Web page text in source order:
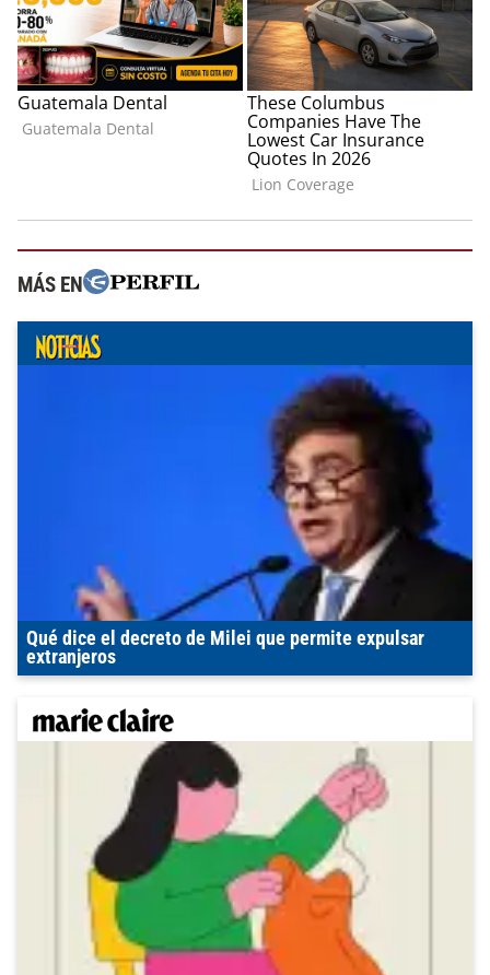
MÁS EN
Qué dice el decreto de Milei que permite expulsar
extranjeros